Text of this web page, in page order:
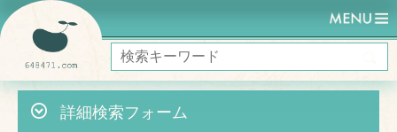
HOME ミラクルケーキ (ヴィーガン)
詳細検索フォーム